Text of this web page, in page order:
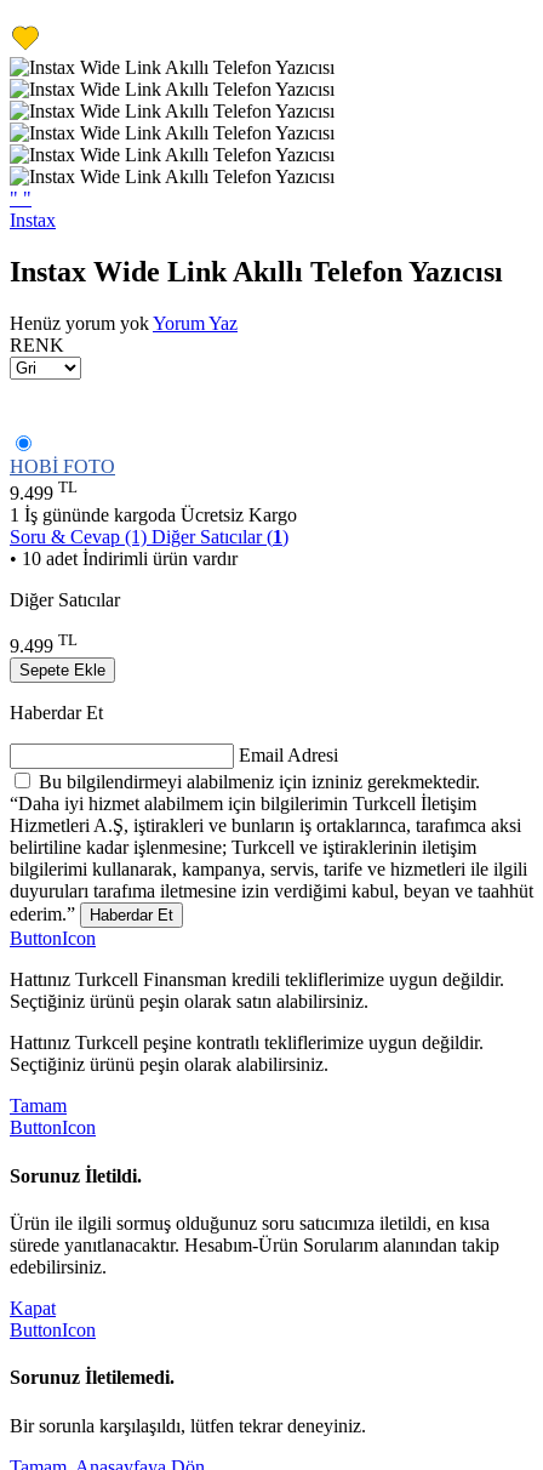
" "
Instax
Instax Wide Link Akıllı Telefon Yazıcısı
Henüz yorum yokYorum Yaz
RENK
HOBİ FOTO
9.499 TL
1 İş gününde kargoda Ücretsiz Kargo
Soru & Cevap (1) Diğer Satıcılar (1)
• 10 adet İndirimli ürün vardır
Diğer Satıcılar
9.499 TL
Sepete Ekle
Haberdar Et
Email Adresi
Bu bilgilendirmeyi alabilmeniz için izniniz gerekmektedir.
“Daha iyi hizmet alabilmem için bilgilerimin Turkcell İletişim
Hizmetleri A.Ş, iştirakleri ve bunların iş ortaklarınca, tarafımca aksi
belirtiline kadar işlenmesine; Turkcell ve iştiraklerinin iletişim
bilgilerimi kullanarak, kampanya, servis, tarife ve hizmetleri ile ilgili
duyuruları tarafıma iletmesine izin verdiğimi kabul, beyan ve taahhüt
ederim.”
Haberdar Et
ButtonIcon
Hattınız Turkcell Finansman kredili tekliflerimize uygun değildir.
Seçtiğiniz ürünü peşin olarak satın alabilirsiniz.
Hattınız Turkcell peşine kontratlı tekliflerimize uygun değildir.
Seçtiğiniz ürünü peşin olarak alabilirsiniz.
Tamam
ButtonIcon
Sorunuz İletildi.
Ürün ile ilgili sormuş olduğunuz soru satıcımıza iletildi, en kısa
sürede yanıtlanacaktır. Hesabım-Ürün Sorularım alanından takip
edebilirsiniz.
Kapat
ButtonIcon
Sorunuz İletilemedi.
Bir sorunla karşılaşıldı, lütfen tekrar deneyiniz.